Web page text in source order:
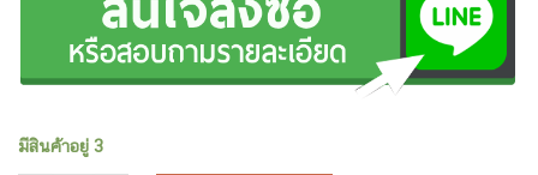
มีสินค้าอยู่ 3